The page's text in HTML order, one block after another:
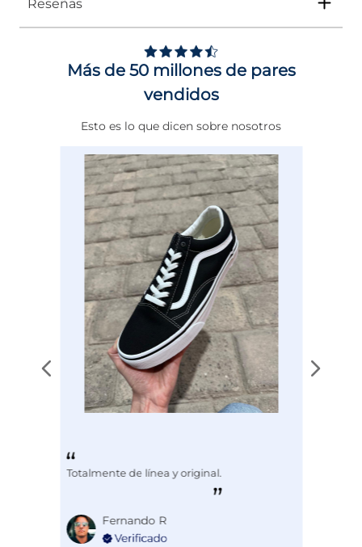
Tipo
Género Niña
DE 0 A 4 cms
NORMAL
BEIGE
COMBATE
Reseñas
Más de 50 millones de pares
vendidos
Esto es lo que dicen sobre nosotros
Totalmente de línea y original.
Fernando R